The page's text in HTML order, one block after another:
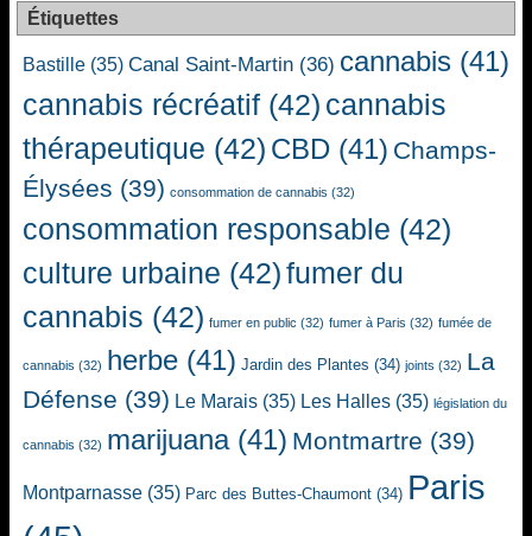
Étiquettes
Bastille (35) Canal Saint-Martin (36) cannabis (41)
cannabis récréatif (42) cannabis
thérapeutique (42) CBD (41) Champs-
Élysées (39) consommation de cannabis (32)
consommation responsable (42)
culture urbaine (42)fumer du
cannabis (42) fumer en public (32) fumer à Paris (32) fumée de
cannabis (32) herbe (41) Jardin des Plantes (34) joints (32) La
Défense (39) Le Marais (35) Les Halles (35) législation du
cannabis (32) marijuana(41) Montmartre (39)
Montparnasse (35) Parc des Buttes-Chaumont (34) Paris